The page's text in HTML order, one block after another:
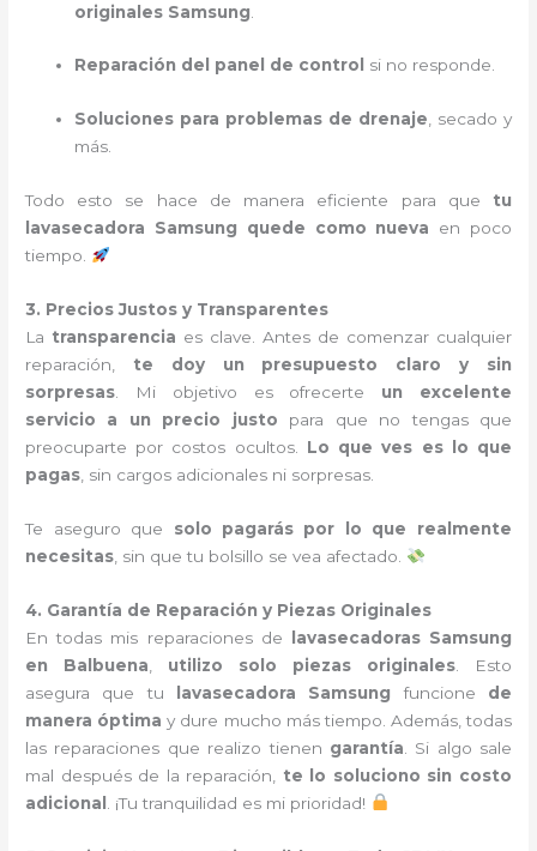
originales Samsung
Reparación del panel de control si no responde.
Soluciones para problemas de drenaje, secado y
más.
Todo esto se hace de manera eficiente para que tu
lavasecadora Samsung quede como nueva en poco
tiempo.
3. Precios Justos y Transparentes
La transparencia es clave. Antes de comenzar cualquier
reparación, te doy un presupuesto claro y sin
sorpresas . Mi objetivo es ofrecerte un excelente
servicio a un precio justo para que no tengas que
preocuparte por costos ocultos. Lo que ves es lo que
pagas , sin cargos adicionales ni sorpresas.
Te aseguro que solo pagarás por lo que realmente
necesitas , sin que tu bolsillo se vea afectado.
4. Garantía de Reparación y Piezas Originales
En todas mis reparaciones de
lavasecadoras Samsung
en Balbuena
utilizo solo piezas originales. Esto
asegura que tu
lavasecadora Samsung funcione de
manera óptima y dure mucho más tiempo. Además, todas
las reparaciones que realizo tienen garantía . Si algo sale
mal después de la reparación, te lo soluciono sin costo
adicional
. ¡Tu tranquilidad es mi prioridad!